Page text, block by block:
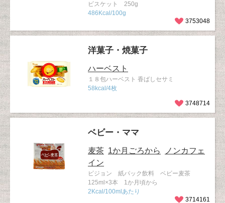
ビスケット 250g
486Kcal/100g
3753048
洋菓子・焼菓子
ハーベスト
１８包ハーベスト 香ばしセサミ
58kcal/4枚
3748714
ベビー・ママ
麦茶 1か月ごろから
ノンカフェ
イン
ピジョン 紙パック飲料 ベビー麦茶
125ml×3本 1か月頃から
2Kcal/100mlあたり
3714161